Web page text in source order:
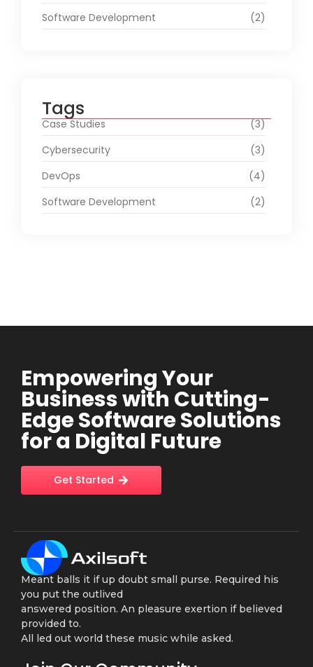
Software Development
(2)
Tags
Case Studies
(3)
Cybersecurity
(3)
DevOps
(4)
Software Development
(2)
Empowering Your
Business with Cutting-
Edge Software Solutions
for a Digital Future
Get Started
Meant balls it if up doubt small purse. Required his
you put the outlived
answered position. An pleasure exertion if believed
provided to.
All led out world these music while asked.